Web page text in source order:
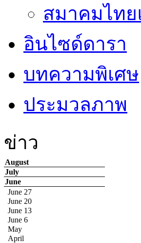
สมาคมไท
อินไซด์ดารา
บทความพิเศษ
ประมวลภาพ
ข่าว
August
July
June
June 27
June 20
June 13
June 6
May
April